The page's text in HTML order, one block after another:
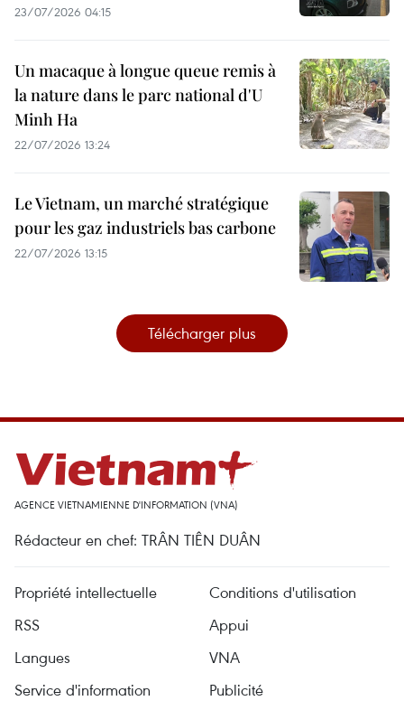
23/07/2026 04:15
Un macaque à longue queue remis à
la nature dans le parc national d'U
Minh Ha
22/07/2026 13:24
Le Vietnam, un marché stratégique
pour les gaz industriels bas carbone
22/07/2026 13:15
Télécharger plus
AGENCE VIETNAMIENNE D'INFORMATION (VNA)
Rédacteur en chef: TRÂN TIÊN DUÂN
Propriété intellectuelle
Conditions d'utilisation
RSS
Appui
Langues
VNA
Service d'information
Publicité